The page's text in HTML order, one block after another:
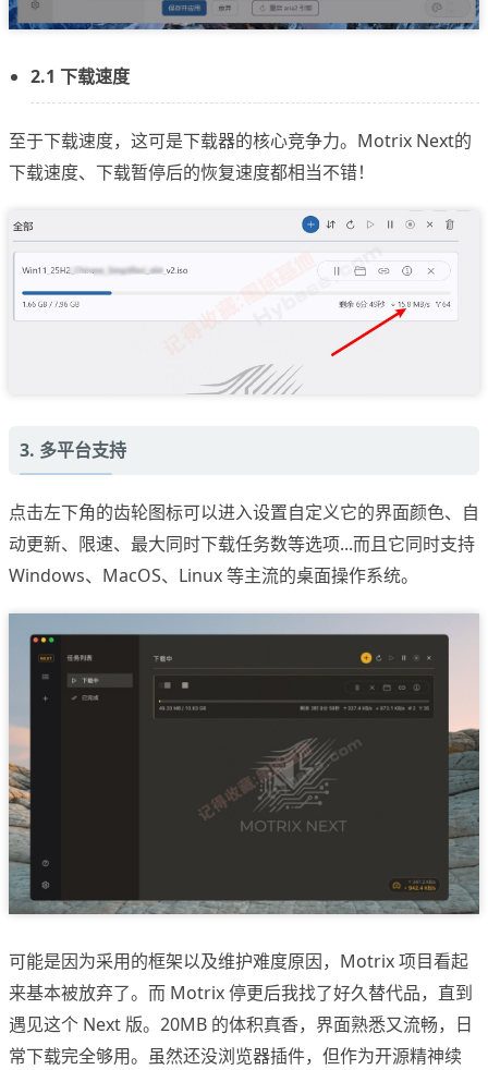
2.1 下载速度
至于下载速度，这可是下载器的核心竞争力。Motrix Next的
下载速度、下载暂停后的恢复速度都相当不错！
3. 多平台支持
点击左下角的齿轮图标可以进入设置自定义它的界面颜色、自
动更新、限速、最大同时下载任务数等选项...而且它同时支持
Windows、MacOS、Linux 等主流的桌面操作系统。
可能是因为采用的框架以及维护难度原因，Motrix 项目看起
来基本被放弃了。而 Motrix 停更后我找了好久替代品，直到
遇见这个 Next 版。20MB 的体积真香，界面熟悉又流畅，日
常下载完全够用。虽然还没浏览器插件，但作为开源精神续